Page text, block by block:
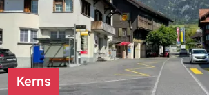
Kerns